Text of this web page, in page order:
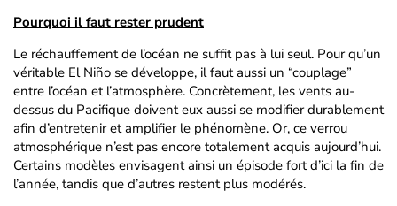
Pourquoi il faut rester prudent
Le réchauffement de l’océan ne suffit pas à lui seul. Pour qu’un
véritable El Niño se développe, il faut aussi un “couplage”
entre l’océan et l’atmosphère. Concrètement, les vents au-
dessus du Pacifique doivent eux aussi se modifier durablement
afin d’entretenir et amplifier le phénomène. Or, ce verrou
atmosphérique n’est pas encore totalement acquis aujourd’hui.
Certains modèles envisagent ainsi un épisode fort d’ici la fin de
l’année, tandis que d’autres restent plus modérés.